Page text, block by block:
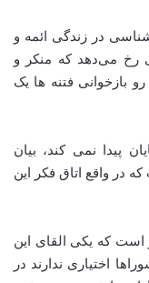
شناسی در زندگی ائمه و
رخ می‌دهد که منکر و
بازخوانی فتنه ها یک
پیدا نمی کند، بیان
در واقع اتاق فکر این
است که یکی القای این
اختیاری ندارند در